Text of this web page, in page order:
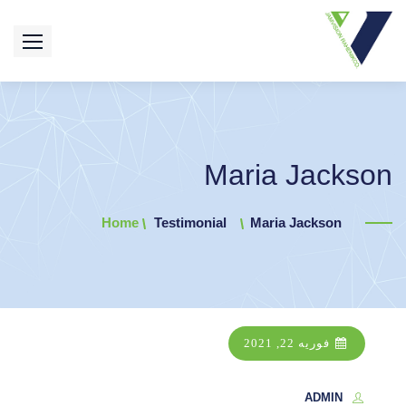
Skip
content
Maria Jackson
Home Testimonial Maria Jackson
فوریه 22, 2021
ADMIN